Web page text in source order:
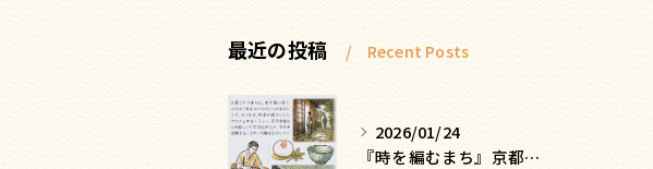
最近の投稿 Recent Posts
2026/01/24
『時を編むまち』京都ー日常にひそむ、静かな贅沢